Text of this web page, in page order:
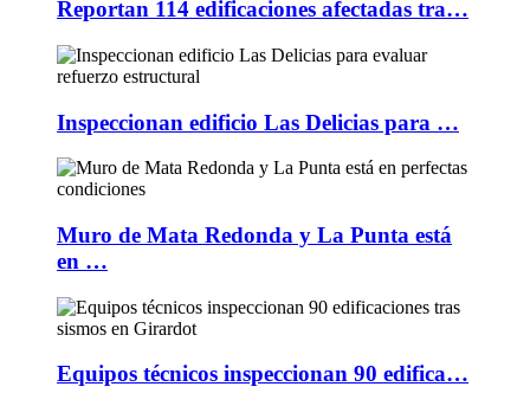
Reportan 114 edificaciones afectadas tra…
Inspeccionan edificio Las Delicias para …
Muro de Mata Redonda y La Punta está
en …
Equipos técnicos inspeccionan 90 edifica…